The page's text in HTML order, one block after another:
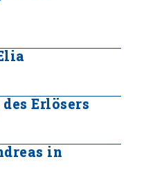
Erlösers
in